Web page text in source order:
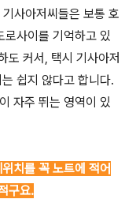
사아저씨들은 보통 호
로사이를 기억하고 있
도 커서, 택시 기사아저
쉽지 않다고 합니다.
자주 뛰는 영역이 있
치를 꼭 노트에 적어
구요.